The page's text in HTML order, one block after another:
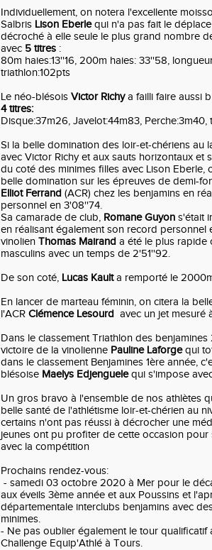
Individuellement, on notera l'excellente
Salbris Lison Eberlequi n'a pas fait le
décroché à elle seule le plus grand nombre
avec 5 titres :
80m haies:13''16, 200m haies: 33''58,
triathlon:102pts
Le néo-blésois Victor Richya failli faire aussi
4 titres:
Disque:37m26, Javelot:44m83, Perche:3m40,
Si la belle domination des loir-et-chériens au
avec Victor Richy et aux sauts horizontaux et
du coté des minimes filles avec Lison Eberle,
belle domination sur les épreuves de demi-
Elliot Ferrand (ACR) chez les benjamins en
personnel en 3'08''74.
Sa camarade de club, Romane Guyon s'était
en réalisant également son record personnel
vinolien Thomas Mairand a été le plus rapide
masculins avec un temps de 2'51''92.
De son coté, Lucas Kaulta remporté le
En lancer de marteau féminin, on citera la
l'ACR Clémence Lesourd avec un jet mesuré
Dans le classement Triathlon des
victoire de la vinolienne Pauline Laforgequi
dans le classement Benjamines 1ère année,
blésoise Maelys Edjenguelequi s'impose
Un gros bravo à l'ensemble de nos athlètes
belle santé de l'athlétisme loir-et-chérien au
certains n'ont pas réussi à décrocher une
jeunes ont pu profiter de cette occasion
avec la compétition
Prochains rendez-vous:
- samedi 03 octobre 2020 à Mer pour le
aux éveils 3ème année et aux Poussins et
départementale interclubs benjamins avec
minimes.
- Ne pas oublier également le tour qualificatif
Challenge Equip'Athlé à Tours.